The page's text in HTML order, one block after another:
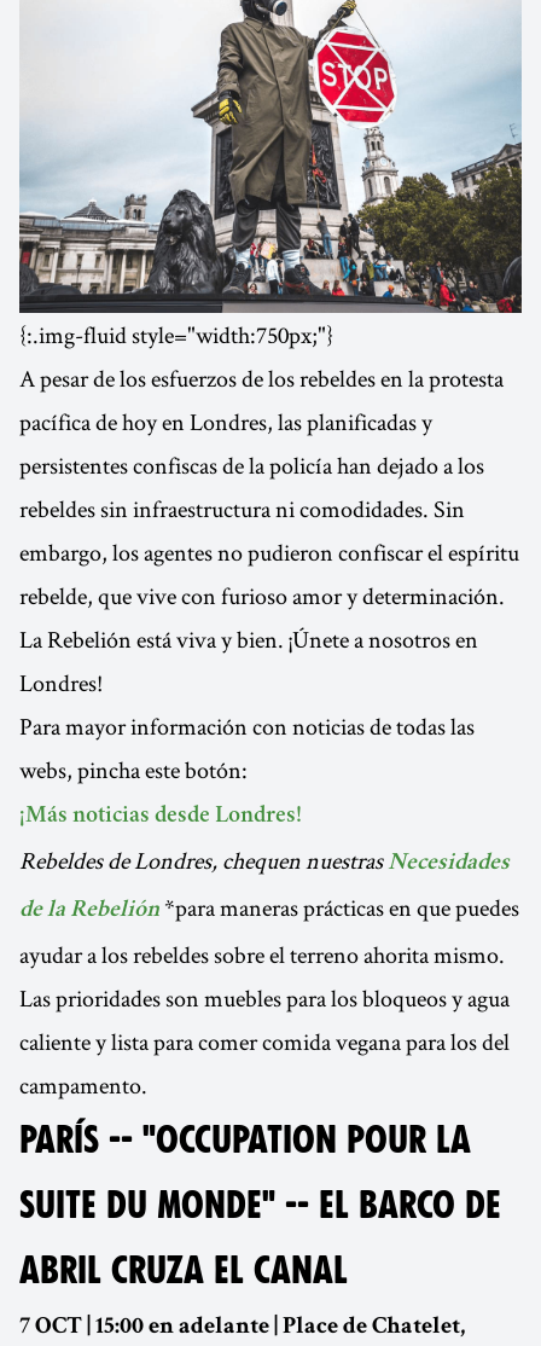
{:.img-fluid style="width:750px;"}
A pesar de los esfuerzos de los rebeldes en la protesta
pacífica de hoy en Londres, las planificadas y
persistentes confiscas de la policía han dejado a los
rebeldes sin infraestructura ni comodidades. Sin
embargo, los agentes no pudieron confiscar el espíritu
rebelde, que vive con furioso amor y determinación.
La Rebelión está viva y bien. ¡Únete a nosotros en
Londres!
Para mayor información con noticias de todas las
webs, pincha este botón:
¡Más noticias desde Londres!
Rebeldes de Londres, chequen nuestras Necesidades
de la Rebelión *para maneras prácticas en que puedes
ayudar a los rebeldes sobre el terreno ahorita mismo.
Las prioridades son muebles para los bloqueos y agua
caliente y lista para comer comida vegana para los del
campamento.
PARÍS -- "OCCUPATION POUR LA
SUITE DU MONDE" -- EL BARCO DE
ABRIL CRUZA EL CANAL
7 OCT | 15:00 en adelante | Place de Chatelet,